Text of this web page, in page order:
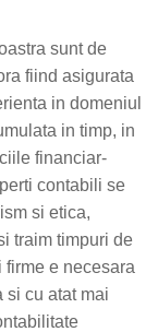
sunt de
fiind asigurata
in domeniul
in timp, in
financiar-
contabili se
si etica,
traim timpuri de
e necesara
si cu atat mai